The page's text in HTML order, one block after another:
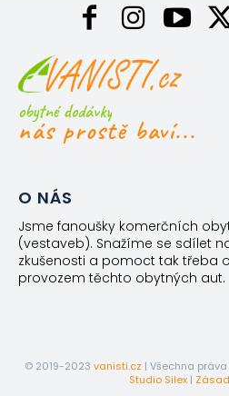
obytné dodávky
nás prostě baví...
O NÁS
Jsme fanoušky komerčních
(vestaveb). Snažíme se sdílet
zkušenosti a pomoct tak třeba
provozem těchto obytných aut.
© 2019-2023 vanisti.cz | Všechna
Studio Silex |